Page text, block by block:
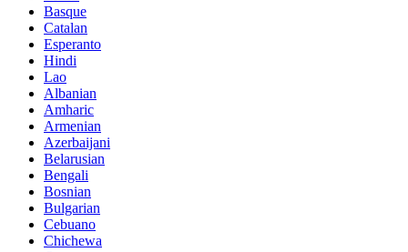
Basque
Catalan
Esperanto
Hindi
Lao
Albanian
Amharic
Armenian
Azerbaijani
Belarusian
Bengali
Bosnian
Bulgarian
Cebuano
Chichewa